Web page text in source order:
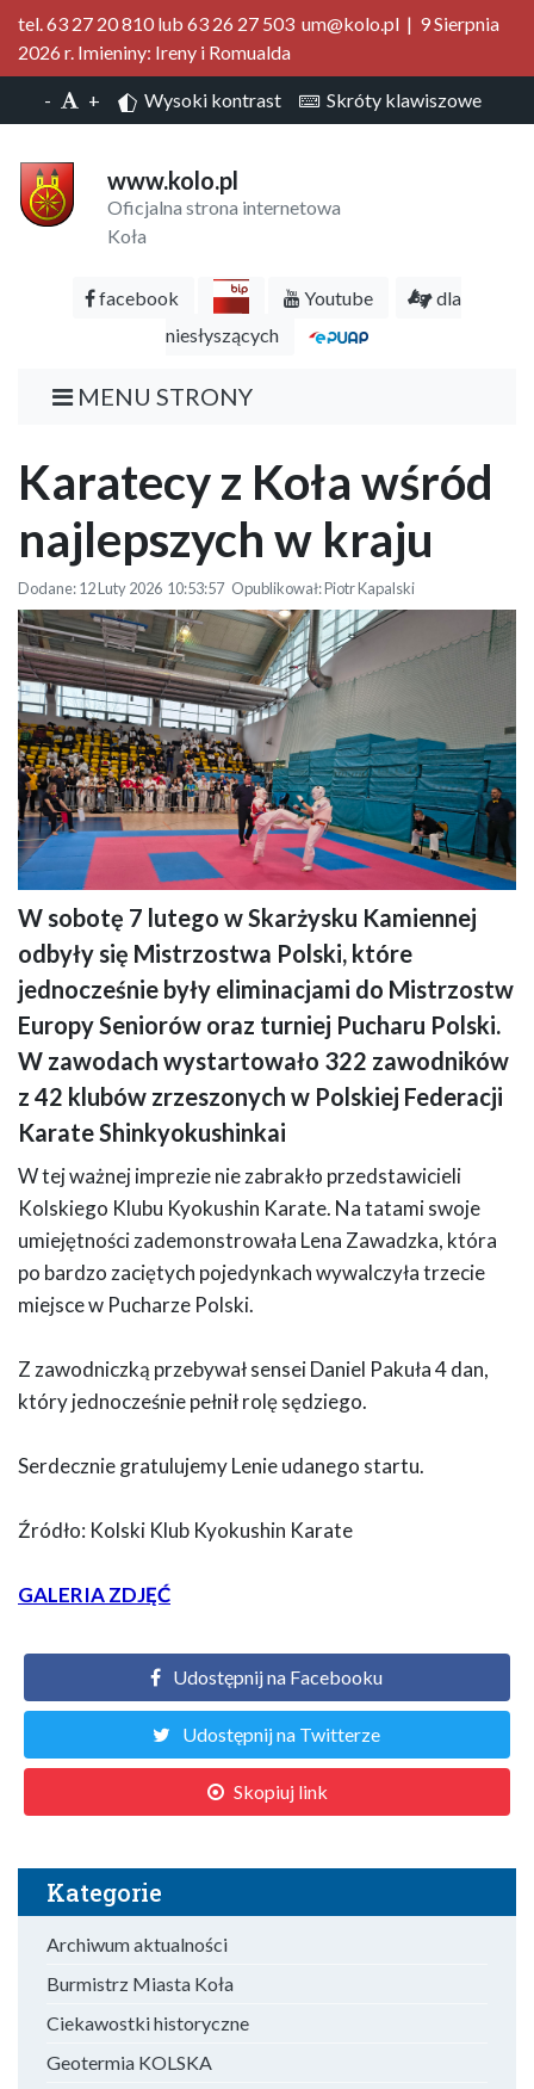
tel. 63 27 20 810 lub 63 26 27 503 um@kolo.pl | 9 Sierpnia
2026 r. Imieniny: Ireny i Romualda
- + Wysoki kontrast Skróty klawiszowe
www.kolo.pl
Oficjalna strona internetowa
Koła
facebook Youtube
dla
niesłyszących
MENU STRONY
Karatecy z Koła wśród
najlepszych w kraju
Dodane: 12 Luty 2026 10:53:57 Opublikował: Piotr Kapalski
Na zdjęciu widać dwóch walczących zawodników ubranych w kimona,
którzy rywalizują na macie podczas zawodów sportowych, w tle trybuny
wypełnione kibicami obserwującymi pojedynek, po prawej stronie kadru
stoją pod ścianą starannie ułożone materace.
W sobotę 7 lutego w Skarżysku Kamiennej
odbyły się Mistrzostwa Polski, które
jednocześnie były eliminacjami do Mistrzostw
Europy Seniorów oraz turniej Pucharu Polski.
W zawodach wystartowało 322 zawodników
z 42 klubów zrzeszonych w Polskiej Federacji
Karate Shinkyokushinkai
W tej ważnej imprezie nie zabrakło przedstawicieli
Kolskiego Klubu Kyokushin Karate. Na tatami swoje
umiejętności zademonstrowała Lena Zawadzka, która
po bardzo zaciętych pojedynkach wywalczyła trzecie
miejsce w Pucharze Polski.
Z zawodniczką przebywał sensei Daniel Pakuła 4 dan,
który jednocześnie pełnił rolę sędziego.
Serdecznie gratulujemy Lenie udanego startu.
Źródło: Kolski Klub Kyokushin Karate
GALERIA ZDJĘĆ
Udostępnij na Facebooku
Udostępnij na Twitterze
Skopiuj link
Kategorie
Archiwum aktualności
Burmistrz Miasta Koła
Ciekawostki historyczne
Geotermia KOLSKA